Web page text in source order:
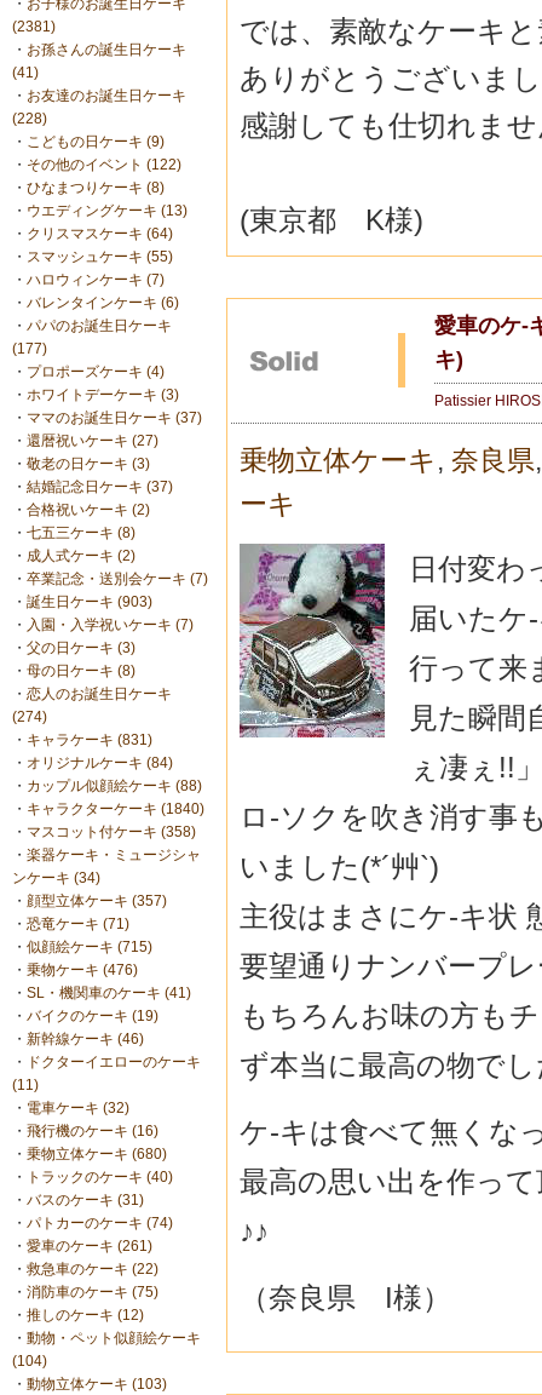
・ お子様のお誕生日ケーキ
(2381)
・ お孫さんの誕生日ケーキ
(41)
・ お友達のお誕生日ケーキ
(228)
・ こどもの日ケーキ (9)
・ その他のイベント (122)
・ ひなまつりケーキ (8)
・ ウエディングケーキ (13)
・ クリスマスケーキ (64)
・ スマッシュケーキ (55)
・ ハロウィンケーキ (7)
・ バレンタインケーキ (6)
・ パパのお誕生日ケーキ
(177)
・ プロポーズケーキ (4)
・ ホワイトデーケーキ (3)
・ ママのお誕生日ケーキ (37)
・ 還暦祝いケーキ (27)
・ 敬老の日ケーキ (3)
・ 結婚記念日ケーキ (37)
・ 合格祝いケーキ (2)
・ 七五三ケーキ (8)
・ 成人式ケーキ (2)
・ 卒業記念・送別会ケーキ (7)
・ 誕生日ケーキ (903)
・ 入園・入学祝いケーキ (7)
・ 父の日ケーキ (3)
・ 母の日ケーキ (8)
・ 恋人のお誕生日ケーキ
(274)
・ キャラケーキ (831)
・ オリジナルケーキ (84)
・ カップル似顔絵ケーキ (88)
・ キャラクターケーキ (1840)
・ マスコット付ケーキ (358)
・ 楽器ケーキ・ミュージシャ
ンケーキ (34)
・ 顔型立体ケーキ (357)
・ 恐竜ケーキ (71)
・ 似顔絵ケーキ (715)
・ 乗物ケーキ (476)
・ SL・機関車のケーキ (41)
・ バイクのケーキ (19)
・ 新幹線ケーキ (46)
・
ドクターイエローのケーキ
(11)
・ 電車ケーキ (32)
・ 飛行機のケーキ (16)
・ 乗物立体ケーキ (680)
・
トラックのケーキ (40)
・ バスのケーキ (31)
・ パトカーのケーキ (74)
・ 愛車のケーキ (261)
・ 救急車のケーキ (22)
・ 消防車のケーキ (75)
・ 推しのケーキ (12)
・ 動物・ペット似顔絵ケーキ
(104)
・ 動物立体ケーキ (103)
では、素敵なケーキ
ありがとうございま
感謝しても仕切れま
(東京都 K様)
愛車のケ-
キ)
Patissier
乗物立体ケーキ , 奈良県
ーキ
日付変わ
届いたケ
行って来
見た瞬間
ぇ凄ぇ!!
ロ-ソクを吹き消す事
いました(*´艸`)
主役はまさにケ-キ状
要望通りナンバープ
もちろんお味の方も
ず本当に最高の物で
ケ-キは食べて無くな
最高の思い出を作っ
♪♪
（奈良県 I様）